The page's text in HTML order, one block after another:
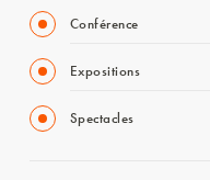
Conférence
Expositions
Spectacles